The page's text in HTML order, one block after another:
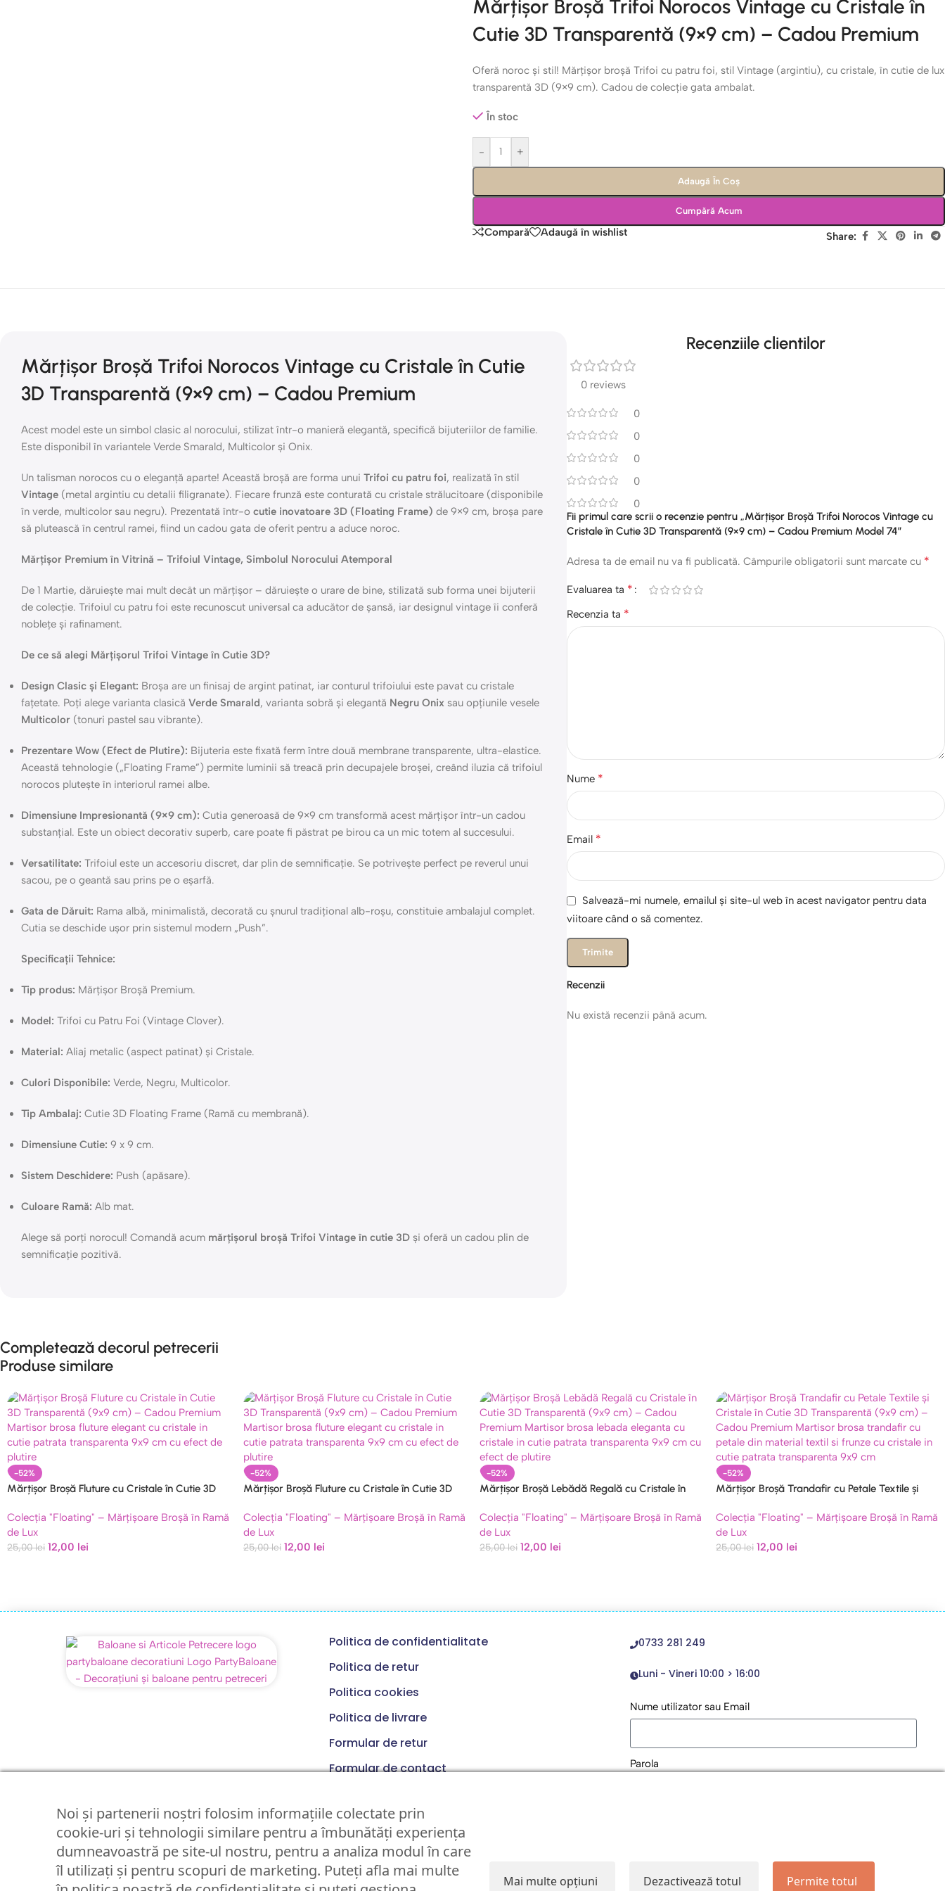
Mărțișor Broșă Trifoi Norocos Vintage cu Cristale în
Cutie 3D Transparentă (9×9 cm) – Cadou Premium
Oferă noroc și stil! Mărțișor broșă Trifoi cu patru foi, stil Vintage (argintiu), cu cristale, în cutie de lux
transparentă 3D (9×9 cm). Cadou de colecție gata ambalat.
În stoc
- +
Adaugă În Coș
Cumpără Acum
Compară Adaugă în wishlist Share:
Mărțișor Broșă Trifoi Norocos Vintage cu Cristale în Cutie
3D Transparentă (9×9 cm) – Cadou Premium
Acest model este un simbol clasic al norocului, stilizat într-o manieră elegantă, specifică bijuteriilor de familie.
Este disponibil în variantele Verde Smarald, Multicolor și Onix.
Un talisman norocos cu o eleganță aparte! Această broșă are forma unui Trifoi cu patru foi, realizată în stil
Vintage (metal argintiu cu detalii filigranate). Fiecare frunză este conturată cu cristale strălucitoare (disponibile
în verde, multicolor sau negru). Prezentată într-o cutie inovatoare 3D (Floating Frame) de 9×9 cm, broșa pare
să plutească în centrul ramei, fiind un cadou gata de oferit pentru a aduce noroc.
Mărțișor Premium în Vitrină – Trifoiul Vintage, Simbolul Norocului Atemporal
De 1 Martie, dăruiește mai mult decât un mărțișor – dăruiește o urare de bine, stilizată sub forma unei bijuterii
de colecție. Trifoiul cu patru foi este recunoscut universal ca aducător de șansă, iar designul vintage îi conferă
noblețe și rafinament.
De ce să alegi Mărțișorul Trifoi Vintage în Cutie 3D?
Design Clasic și Elegant: Broșa are un finisaj de argint patinat, iar conturul trifoiului este pavat cu cristale
fațetate. Poți alege varianta clasică Verde Smarald, varianta sobră și elegantă Negru Onix sau opțiunile vesele
Multicolor (tonuri pastel sau vibrante).
Prezentare Wow (Efect de Plutire): Bijuteria este fixată ferm între două membrane transparente, ultra-elastice.
Această tehnologie („Floating Frame”) permite luminii să treacă prin decupajele broșei, creând iluzia că trifoiul
norocos plutește în interiorul ramei albe.
Dimensiune Impresionantă (9×9 cm): Cutia generoasă de 9×9 cm transformă acest mărțișor într-un cadou
substanțial. Este un obiect decorativ superb, care poate fi păstrat pe birou ca un mic totem al succesului.
Versatilitate: Trifoiul este un accesoriu discret, dar plin de semnificație. Se potrivește perfect pe reverul unui
sacou, pe o geantă sau prins pe o eșarfă.
Gata de Dăruit: Rama albă, minimalistă, decorată cu șnurul tradițional alb-roșu, constituie ambalajul complet.
Cutia se deschide ușor prin sistemul modern „Push”.
Specificații Tehnice:
Tip produs: Mărțișor Broșă Premium.
Model: Trifoi cu Patru Foi (Vintage Clover).
Material: Aliaj metalic (aspect patinat) și Cristale.
Culori Disponibile: Verde, Negru, Multicolor.
Tip Ambalaj: Cutie 3D Floating Frame (Ramă cu membrană).
Dimensiune Cutie: 9 x 9 cm.
Sistem Deschidere: Push (apăsare).
Culoare Ramă: Alb mat.
Alege să porți norocul! Comandă acum mărțișorul broșă Trifoi Vintage în cutie 3D și oferă un cadou plin de
semnificație pozitivă.
Recenziile clientilor
0 reviews
0
0
0
0
0
Recenzii
Nu există recenzii până acum.
Fii primul care scrii o recenzie pentru „Mărțișor Broșă Trifoi Norocos Vintage cu
Cristale în Cutie 3D Transparentă (9×9 cm) – Cadou Premium Model 74”
Adresa ta de email nu va fi publicată. Câmpurile obligatorii sunt marcate cu *
Evaluarea ta *
Recenzia ta *
Nume *
Email *
Salvează-mi numele, emailul și site-ul web în acest navigator pentru data
viitoare când o să comentez.
Completează decorul petrecerii
Produse similare
-52%
Mărțișor Broșă Fluture cu Cristale în Cutie 3D
Model 23
Colecția "Floating" – Mărțișoare Broșă în Ramă
de Lux
25,00lei 12,00 lei
-52%
Mărțișor Broșă Fluture cu Cristale în Cutie 3D
Model 29
Colecția "Floating" – Mărțișoare Broșă în Ramă
de Lux
25,00lei 12,00 lei
-52%
Mărțișor Broșă Lebădă Regală cu Cristale în
Premium Model 8
Colecția "Floating" – Mărțișoare Broșă în Ramă
de Lux
25,00lei 12,00 lei
-52%
Mărțișor Broșă Trandafir cu Petale Textile și
Cadou Premium Model 35
Colecția "Floating" – Mărțișoare Broșă în Ramă
de Lux
25,00lei 12,00 lei
Politica de confidentialitate
Politica de retur
Politica cookies
Politica de livrare
Formular de retur
Formular de contact
0733 281 249
Luni - Vineri 10:00 > 16:00
Nume utilizator sau Email
Parola
Lost your password?
Noi și partenerii noștri folosim informațiile colectate prin
cookie-uri și tehnologii similare pentru a îmbunătăți experiența
dumneavoastră pe site-ul nostru, pentru a analiza modul în care
îl utilizați și pentru scopuri de marketing. Puteți afla mai multe
Mai multe opțiuni Dezactivează totul Permite totul